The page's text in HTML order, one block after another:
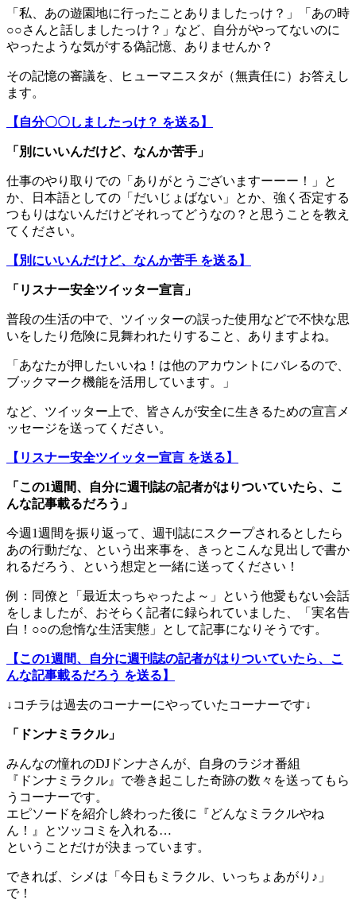
「私、あの遊園地に行ったことありましたっけ？」「あの時
○○さんと話しましたっけ？」など、自分がやってないのに
やったような気がする偽記憶、ありませんか？
その記憶の審議を、ヒューマニスタが（無責任に）お答えし
ます。
【自分〇〇しましたっけ？ を送る】
「別にいいんだけど、なんか苦手」
仕事のやり取りでの「ありがとうございますーーー！」と
か、日本語としての「だいじょばない」とか、強く否定する
つもりはないんだけどそれってどうなの？と思うことを教え
てください。
【別にいいんだけど、なんか苦手 を送る】
「リスナー安全ツイッター宣言」
普段の生活の中で、ツイッターの誤った使用などで不快な思
いをしたり危険に見舞われたりすること、ありますよね。
「あなたが押したいいね！は他のアカウントにバレるので、
ブックマーク機能を活用しています。」
など、ツイッター上で、皆さんが安全に生きるための宣言メ
ッセージを送ってください。
【リスナー安全ツイッター宣言 を送る】
「この1週間、自分に週刊誌の記者がはりついていたら、こ
んな記事載るだろう」
今週1週間を振り返って、週刊誌にスクープされるとしたら
あの行動だな、という出来事を、きっとこんな見出しで書か
れるだろう、という想定と一緒に送ってください！
例：同僚と「最近太っちゃったよ～」という他愛もない会話
をしましたが、おそらく記者に録られていました、「実名告
白！○○の怠惰な生活実態」として記事になりそうです。
【この1週間、自分に週刊誌の記者がはりついていたら、こ
んな記事載るだろう を送る】
↓コチラは過去のコーナーにやっていたコーナーです↓
「ドンナミラクル」
みんなの憧れのDJドンナさんが、自身のラジオ番組
『ドンナミラクル』で巻き起こした奇跡の数々を送ってもら
うコーナーです。
エピソードを紹介し終わった後に『どんなミラクルやね
ん！』とツッコミを入れる…
ということだけが決まっています。
できれば、シメは「今日もミラクル、いっちょあがり♪」
で！